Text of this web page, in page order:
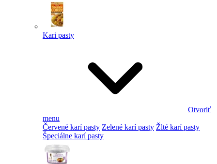
Kari pasty
Otvoriť
menu
Červené karí pasty Zelené karí pasty Žlté karí pasty
Špeciálne karí pasty